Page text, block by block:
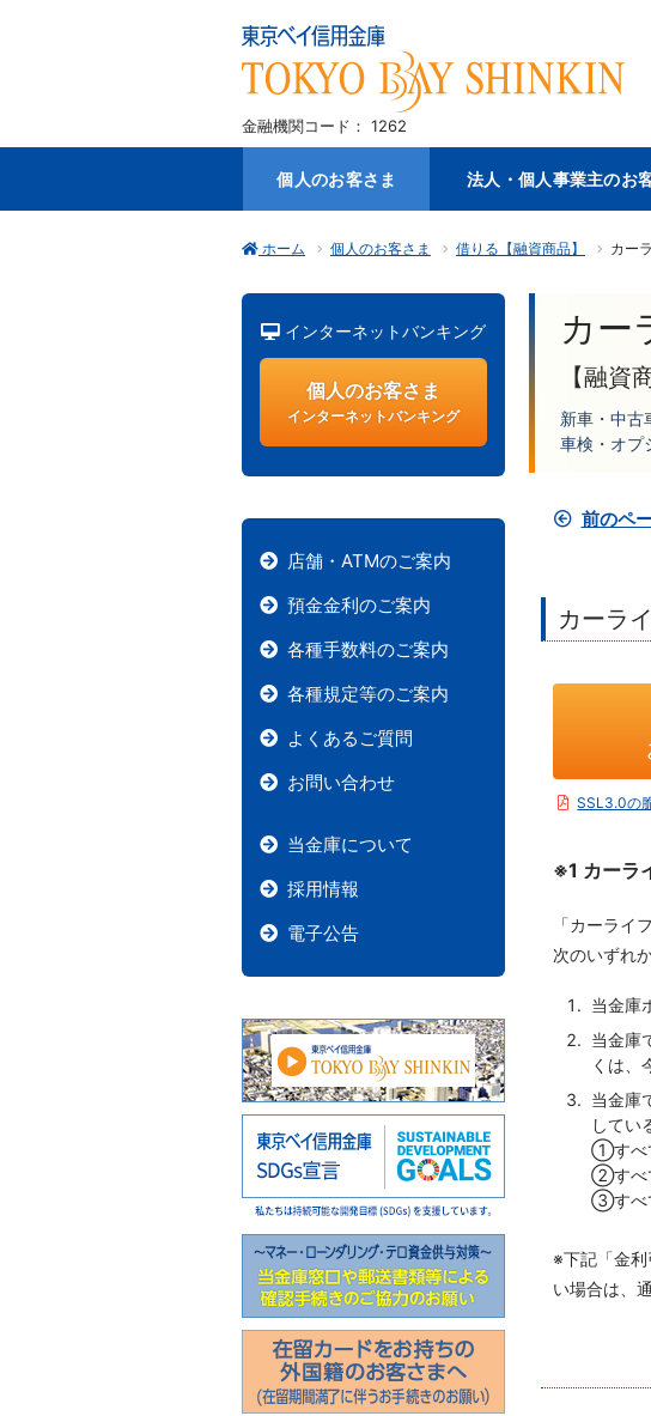
金融機関コード： 1262
個人のお客さま 法人・個人事業主のお
ホーム 個人のお客さま 借りる【融資商品】 カー
インターネットバンキング
個人のお客さま
インターネットバンキング
店舗・ATMのご案内
預金金利のご案内
各種手数料のご案内
各種規定等のご案内
よくあるご質問
お問い合わせ
当金庫について
採用情報
電子公告
カー
【融資
新車・中古
車検・オプ
前のペ
カーラ
SSL3.0の
※1 カーラ
「カーライ
次のいずれ
当金庫
当金庫
くは、
当金庫
してい
①すべ
②すべ
③すべ
※下記「金
い場合は、